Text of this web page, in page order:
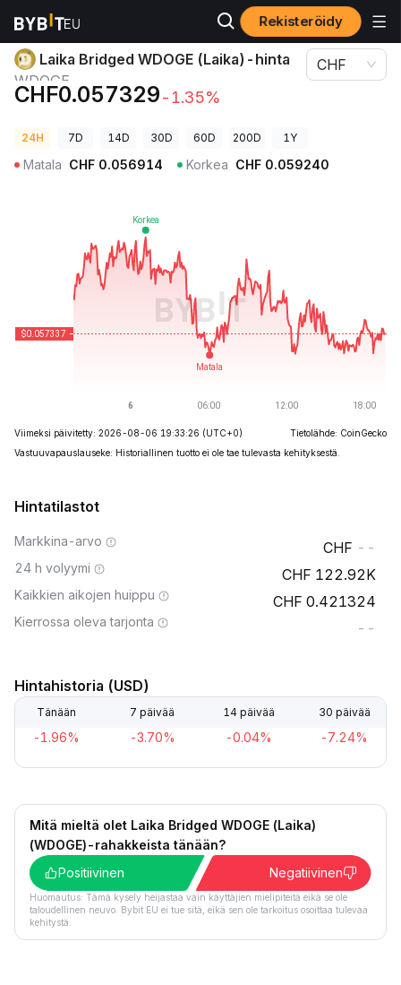
Rekisteröidy
Kryptohinnat Laika Bridged WDOGE (Laika)-hinta WDOGE
Laika Bridged WDOGE (Laika)-hinta
WDOGE
CHF0.057329-1.35%
CHF
24H 7D 14D 30D 60D 200D 1Y
Matala CHF 0.056914 Korkea CHF 0.059240
Viimeksi päivitetty: 2026-08-06 19:33:26 (UTC+0)
Tietolähde: CoinGecko
Vastuuvapauslauseke: Historiallinen tuotto ei ole tae tulevasta kehityksestä.
Hintatilastot
Markkina-arvo --
24 h volyymi 122.92K
Kaikkien aikojen huippu 0.421324
Kierrossa oleva tarjonta --
Hintahistoria (USD)
Tänään 7 päivää 14 päivää 30 päivää
-1.96% -3.70% -0.04% -7.24%
Mitä mieltä olet Laika Bridged WDOGE (Laika)
(WDOGE)-rahakkeista tänään?
Positiivinen
Negatiivinen
Huomautus: Tämä kysely heijastaa vain käyttäjien mielipiteitä eikä se ole
taloudellinen neuvo. Bybit EU ei tue sitä, eikä sen ole tarkoitus osoittaa tulevaa
kehitystä.